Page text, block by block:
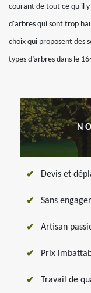
courant de tout ce qu'il
d'arbres qui sont trop
choix qui proposent des
types d’arbres dans le
Devis et
Sans
Artisan
Prix
Travail de